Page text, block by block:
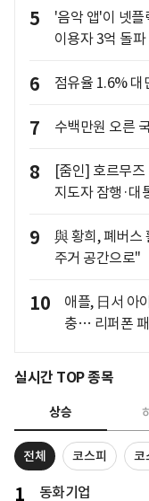
5
'음악 앱'이 넷
이용자 3억 돌
6 점유율 1.6% 대
7 수백만원 오른
8
[줌인] 호르무
지도자 잠행·대
9
與 황희, 폐버스
주거 공간으로"
10
애플, 日서 아
충… 리퍼폰
실시간 TOP 종목
상승
전체 코스피 코
1 동화기업